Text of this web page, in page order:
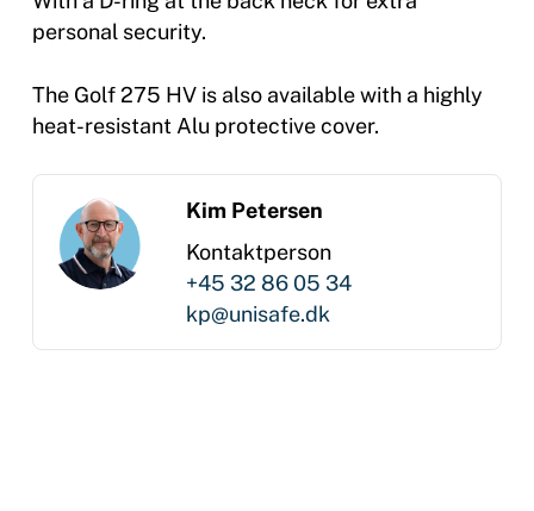
personal security.
The Golf 275 HV is also available with a highly
heat-resistant Alu protective cover.
Kim Petersen
Kontaktperson
+45 32 86 05 34
kp@unisafe.dk